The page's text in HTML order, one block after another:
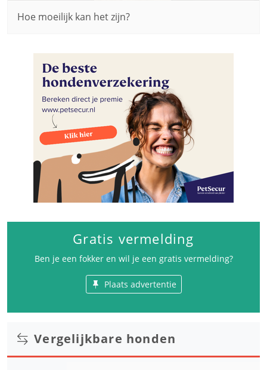
Hoe moeilijk kan het zijn?
Gratis vermelding
Ben je een fokker en wil je een gratis vermelding?
Plaats advertentie
Vergelijkbare honden